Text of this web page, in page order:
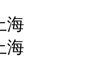
海
海